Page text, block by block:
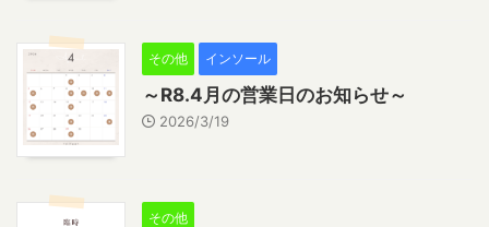
その他 インソール
～R8.4月の営業日のお知らせ～
2026/3/19
その他